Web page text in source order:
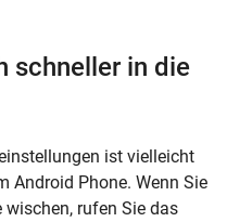
schneller in die
ist vielleicht
Android Phone. Wenn Sie
rufen Sie das